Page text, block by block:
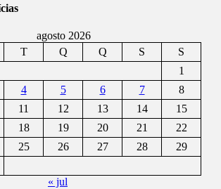
agosto 2026
T Q Q S
S
1
4 5 6 7
8
11 12 13 14
15
18 19 20 21
22
25 26 27 28
29
« jul